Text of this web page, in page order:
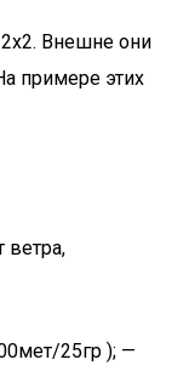
Внешне они
примере этих
ветра,
25гр ); —